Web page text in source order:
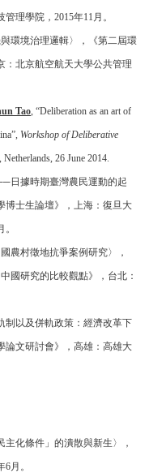
理學院，2015年11月。
環境治理邏輯〉，《第二屆環
：北京航空航天大學公共管理
Tao , “Deliberation as an art of
Workshop of Deliberative
Netherlands, 26 June 2014.
日據時期臺灣農民運動的起
博士生論壇》，上海：復旦大
農村徵地抗爭案例研究〉，
國研究的比較觀點》，台北：
制以及併軌政策：經濟改革下
論文研討會》，高雄：高雄大
化條件」的潰散與新生〉，
月。